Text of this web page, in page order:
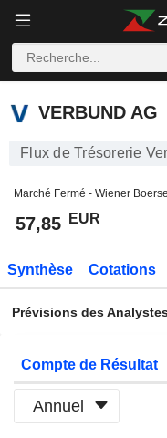
VERBUND AG
VERBUND AG
Flux de Trésorerie
Marché Fermé - Wiener Boerse
57,85 EUR
Synthèse Cotations
Prévisions des
Compte de Résultat
Annuel